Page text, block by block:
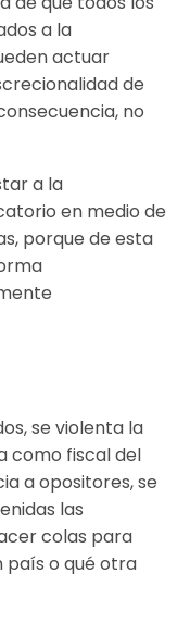
a la
actuar
de
no
a la
en medio de
porque de esta
se violenta la
como fiscal del
a opositores, se
las
colas para
país o qué otra